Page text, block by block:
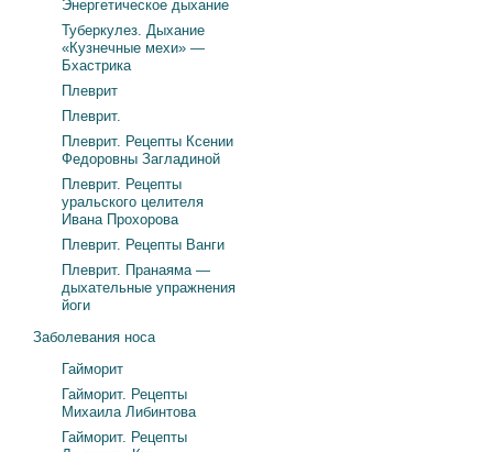
Энергетическое дыхание
Туберкулез. Дыхание
«Кузнечные мехи» —
Бхастрика
Плеврит
Плеврит.
Плеврит. Рецепты Ксении
Федоровны Загладиной
Плеврит. Рецепты
уральского целителя
Ивана Прохорова
Плеврит. Рецепты Ванги
Плеврит. Пранаяма —
дыхательные упражнения
йоги
Заболевания носа
Гайморит
Гайморит. Рецепты
Михаила Либинтова
Гайморит. Рецепты